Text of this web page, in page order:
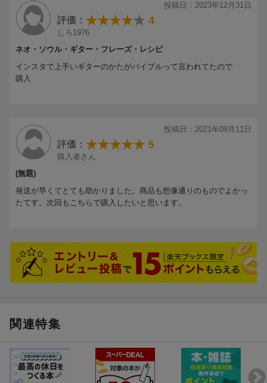
44:コードヴォイシングを変化させながらメロディックにカッティ
ングする
45:イーブン＆シャッフル（8分）＆バウンス（16分）
46:アクセントに吸引するようなバウンス感覚を身につける
47:3連系高速ブラッシングとのコンビネーション・カッティング
48:32分音符により高速ブラッシングとのコンビネーション・カッ
51:リディアンフラット7thスケール
52:ファンクにおけるフィンガー・スタイル・バッキング1
53:ファンクにおけるフィンガー・スタイル・バッキング2
54:単音とドミナント7thコードのコンビネーション・ファンク・
フレーズ
55:メジャー・トライアド・ダブルストップ・フレーズ
56:アクセントをより強調したカッティング
59:◆NEO SOUL 各ジャンルを昇華させたネオ・ソウル
60:コード+ハンマリング、プリング
61:ブリッジミュートを効果的に使用したフレーズ
62:8分の6拍子×ネオ・ソウル
65:ブリッジ・ミュートと高速フレーズのコンビネーション
67:レイドバック
68:ネオ・ソウル・フィンガー・スタイル・バッキング
69:転調を含んだスムースジャズ寄りのネオ・ソウル・アプローチ
投稿日：2023年12月31日
評価： 4
しろ1976
ネオ・ソウル・ギター・フレーズ・レシピ
インスタで上手いギターのかたがバイブルって言われてたので
購入
投稿日：2021年09月11日
評価： 5
購入者さん
(無題)
発送が早くてとても助かりました。商品も想像通りのものでよかっ
たてす。次回もこちらで購入したいと思います。
関連特集